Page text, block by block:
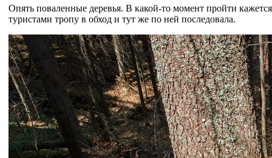
Опять поваленные деревья. В какой-то момент пройти
туристами тропу в обход и тут же по ней последовала.